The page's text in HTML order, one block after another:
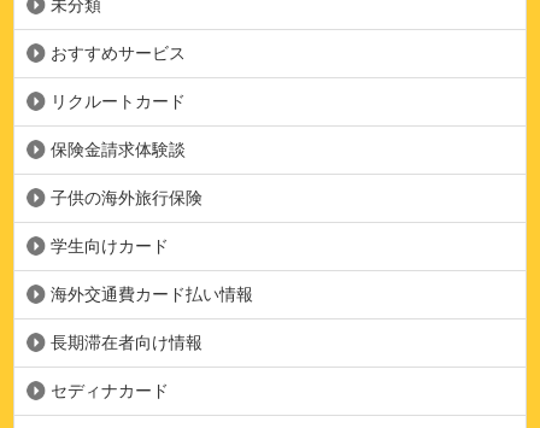
未分類
おすすめサービス
リクルートカード
保険金請求体験談
子供の海外旅行保険
学生向けカード
海外交通費カード払い情報
長期滞在者向け情報
セディナカード